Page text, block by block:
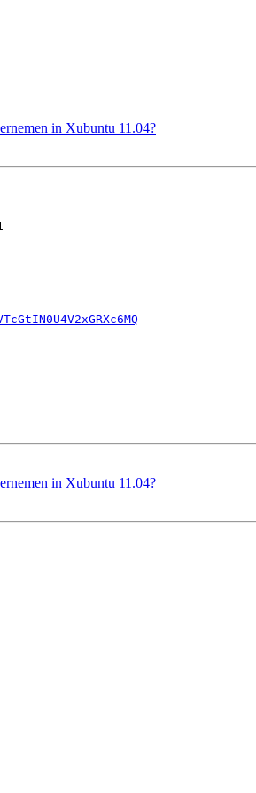
in Xubuntu 11.04?
in Xubuntu 11.04?